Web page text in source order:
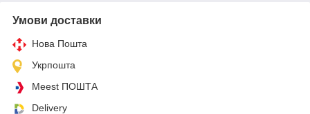
Умови доставки
Нова Пошта
Укрпошта
Meest ПОШТА
Delivery